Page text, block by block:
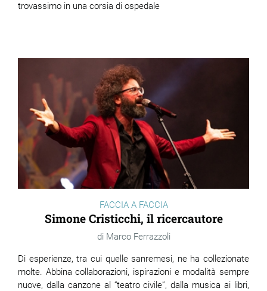
trovassimo in una corsia di ospedale
FACCIA A FACCIA
Simone Cristicchi, il ricercautore
Marco Ferrazzoli
Di esperienze, tra cui quelle sanremesi, ne ha collezionate
molte. Abbina collaborazioni, ispirazioni e modalità sempre
nuove, dalla canzone al “teatro civile”, dalla musica ai libri,